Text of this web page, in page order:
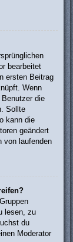
bearbeitet
ersten Beitrag
Wenn
die
Sollte
kann die
geändert
von laufenden
lesen, zu
du
Moderator